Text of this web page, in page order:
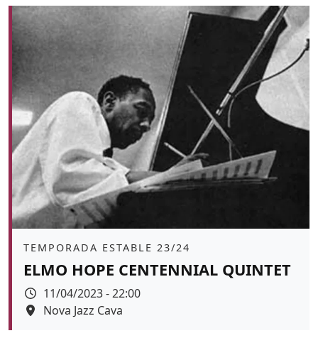
Àmbit
TEMPORADA ESTABLE 23/24
ELMO HOPE CENTENNIAL QUINTET
Data
11/04/2023 - 22:00
Espai
Nova Jazz Cava